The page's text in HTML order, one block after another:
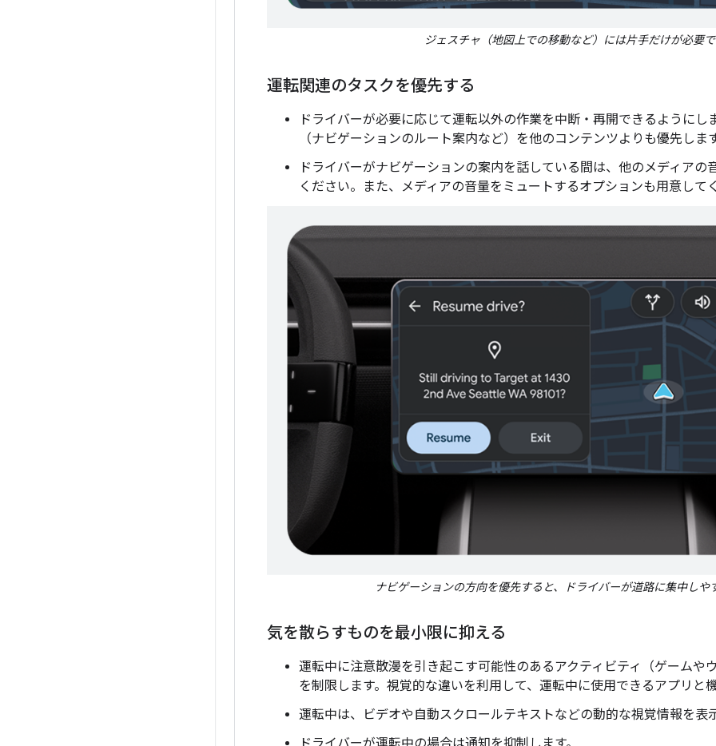
ジェスチャ（地図上での移動など）には片手だけが必要
運転関連のタスクを優先する
ドライバーが必要に応じて運転以外の作業を中断・再開できるようにし
（ナビゲーションのルート案内など）を他のコンテンツよりも優先しま
ドライバーがナビゲーションの案内を話している間は、他のメディアの
ください。また、メディアの音量をミュートするオプションも用意して
ナビゲーションの方向を優先すると、ドライバーが道路に集中しや
気を散らすものを最小限に抑える
運転中に注意散漫を引き起こす可能性のあるアクティビティ（ゲームや
を制限します。視覚的な違いを利用して、運転中に使用できるアプリと
運転中は、ビデオや自動スクロールテキストなどの動的な視覚情報を表